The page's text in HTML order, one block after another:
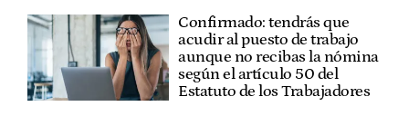
Confirmado: tendrás que
acudir al puesto de trabajo
aunque no recibas la nómina
según el artículo 50 del
Estatuto de los Trabajadores